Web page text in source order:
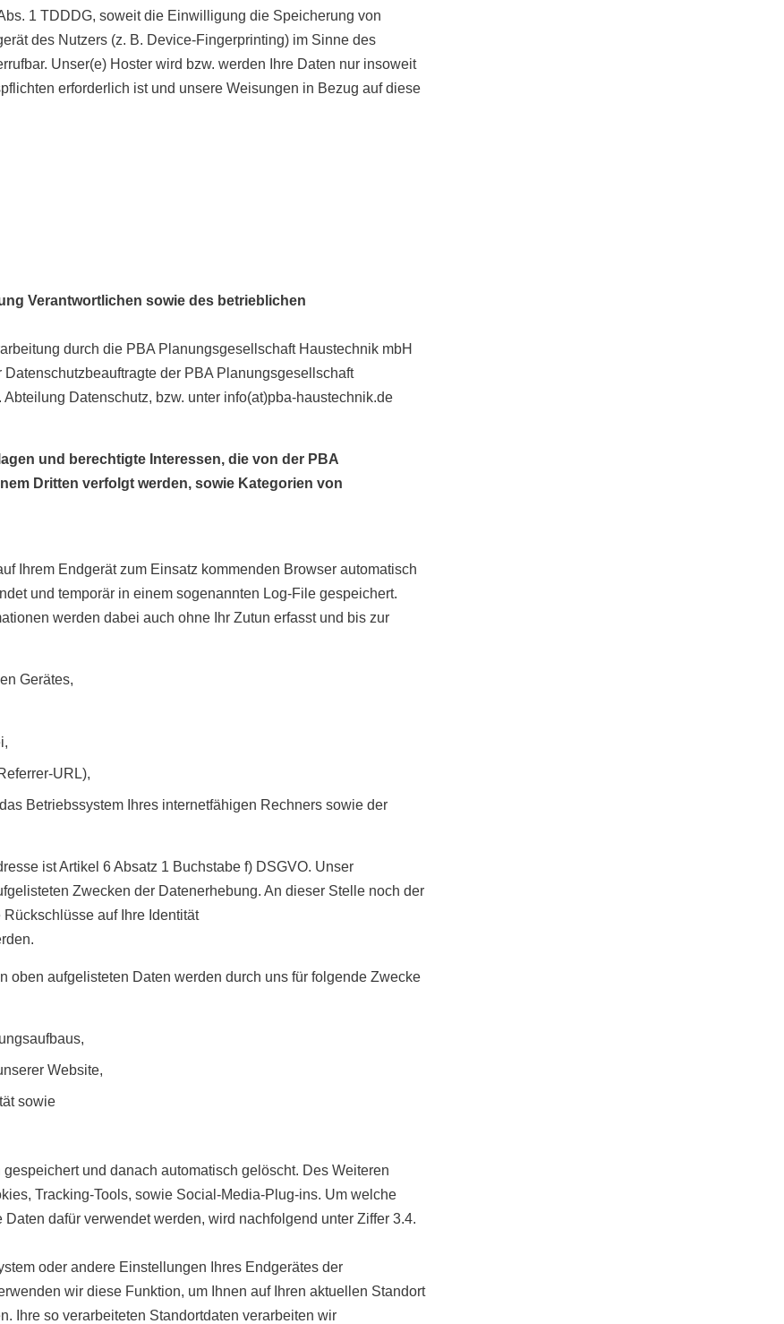
1 TDDDG, soweit die Einwilligung die Speicherung von
des Nutzers (z. B. Device-Fingerprinting) im Sinne des
Unser(e) Hoster wird bzw. werden Ihre Daten nur insoweit
erforderlich ist und unsere Weisungen in Bezug auf diese
Verantwortlichen sowie des betrieblichen
durch die PBA Planungsgesellschaft Haustechnik mbH
Datenschutzbeauftragte der PBA Planungsgesellschaft
Datenschutz, bzw. unter info(at)pba-haustechnik.de
und berechtigte Interessen, die von der PBA
Dritten verfolgt werden, sowie Kategorien von
Ihrem Endgerät zum Einsatz kommenden Browser automatisch
und temporär in einem sogenannten Log-File gespeichert.
werden dabei auch ohne Ihr Zutun erfasst und bis zur
Gerätes,
URL),
Betriebssystem Ihres internetfähigen Rechners sowie der
ist Artikel 6 Absatz 1 Buchstabe f) DSGVO. Unser
Zwecken der Datenerhebung. An dieser Stelle noch der
auf Ihre Identität
oben aufgelisteten Daten werden durch uns für folgende Zwecke
Website,
sowie
und danach automatisch gelöscht. Des Weiteren
Tracking-Tools, sowie Social-Media-Plug-ins. Um welche
dafür verwendet werden, wird nachfolgend unter Ziffer 3.4.
oder andere Einstellungen Ihres Endgerätes der
wir diese Funktion, um Ihnen auf Ihren aktuellen Standort
Ihre so verarbeiteten Standortdaten verarbeiten wir